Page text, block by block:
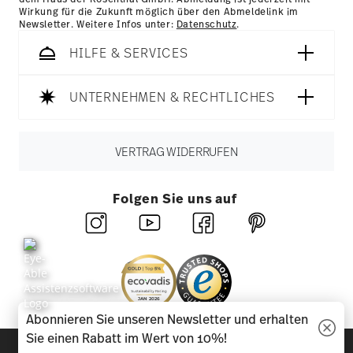
Wirkung für die Zukunft möglich über den Abmeldelink im
Newsletter. Weitere Infos unter: Datenschutz.
HILFE & SERVICES
UNTERNEHMEN & RECHTLICHES
VERTRAG WIDERRUFEN
Folgen Sie uns auf
Entdecken Sie unsere Marken
Abonnieren Sie unseren Newsletter und erhalten
Sie einen Rabatt im Wert von 10%!